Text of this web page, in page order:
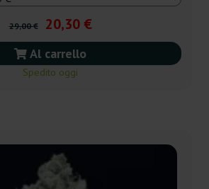
29,00 € 20,30 €
Al carrello
Spedito oggi